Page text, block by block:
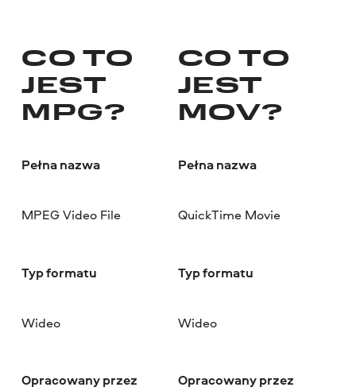
CO TO
JEST
MPG?
Pełna nazwa
MPEG Video File
Typ formatu
Wideo
Opracowany przez
CO TO
JEST
MOV?
Pełna nazwa
QuickTime Movie
Typ formatu
Wideo
Opracowany przez